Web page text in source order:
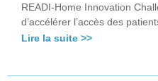
READI-Home Innovation
d’accélérer l’accès des
Lire la suite >>